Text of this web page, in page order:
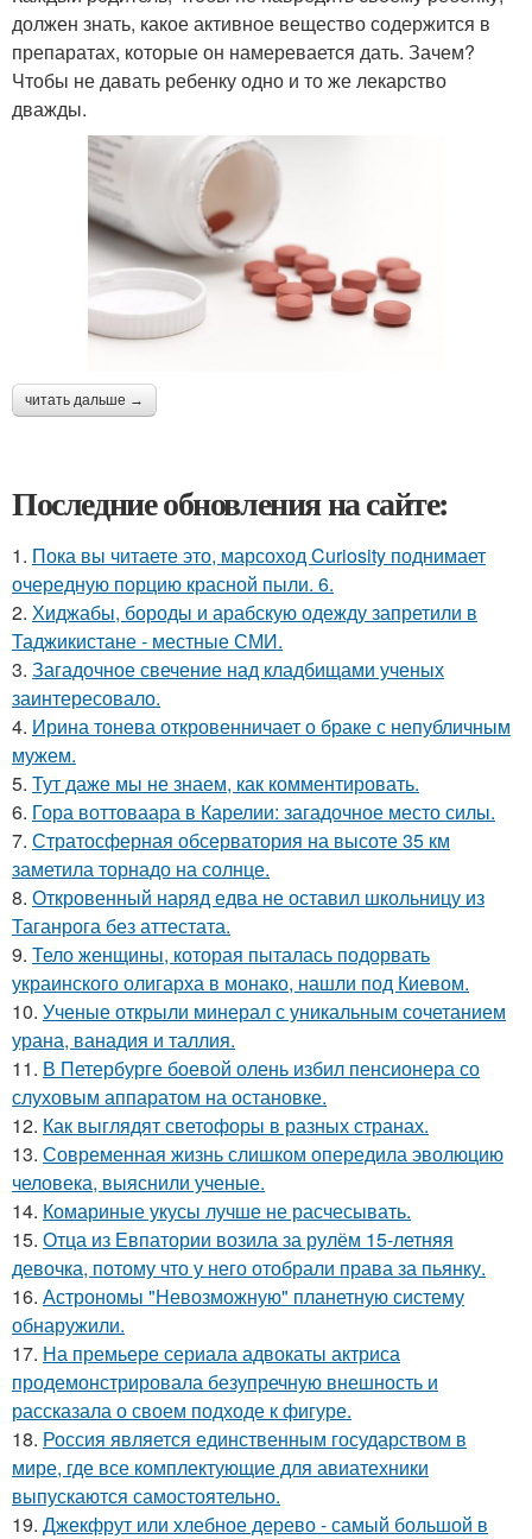
должен знать, какое активное вещество содержится в
препаратах, которые он намеревается дать. Зачем?
Чтобы не давать ребенку одно и то же лекарство
дважды.
читать дальше →
Последние обновления на сайте:
1. Пока вы читаете это, марсоход Curiosity поднимает
очередную порцию красной пыли. 6.
2. Хиджабы, бороды и арабскую одежду запретили в
Таджикистане - местные СМИ.
3. Загадочное свечение над кладбищами ученых
заинтересовало.
4. Ирина тонева откровенничает о браке с непубличным
мужем.
5. Тут даже мы не знаем, как комментировать.
6. Гора воттоваара в Карелии: загадочное место силы.
7. Стратосферная обсерватория на высоте 35 км
заметила торнадо на солнце.
8. Откровенный наряд едва не оставил школьницу из
Таганрога без аттестата.
9. Тело женщины, которая пыталась подорвать
украинского олигарха в монако, нашли под Киевом.
10. Ученые открыли минерал с уникальным сочетанием
урана, ванадия и таллия.
11. В Петербурге боевой олень избил пенсионера со
слуховым аппаратом на остановке.
12. Как выглядят светофоры в разных странах.
13. Современная жизнь слишком опередила эволюцию
человека, выяснили ученые.
14. Комариные укусы лучше не расчесывать.
15. Отца из Евпатории возила за рулём 15-летняя
девочка, потому что у него отобрали права за пьянку.
16. Астрономы "Невозможную" планетную систему
обнаружили.
17. На премьере сериала адвокаты актриса
продемонстрировала безупречную внешность и
рассказала о своем подходе к фигуре.
18. Россия является единственным государством в
мире, где все комплектующие для авиатехники
выпускаются самостоятельно.
19. Джекфрут или хлебное дерево - самый большой в